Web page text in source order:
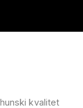
kvalitet